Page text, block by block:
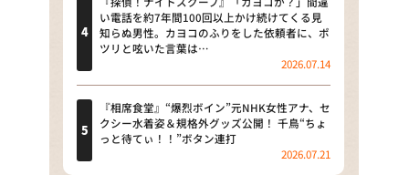
ＬＩＦＥ～夢のカタチ～
新婚さんいらっしゃい！
ポツンと一軒家
ザキ山小屋本館
い電話を約7年間100回以上かけ続けてくる見
知らぬ男性。カヨコのふりをした依頼者に、ポ
ツリと呟いた言葉は…
2026.07.14
『相席食堂』“爆烈ボイン”元NHK女性アナ、セ
クシー水着姿＆規格外グッズ公開！ 千鳥“ちょ
っと待てぃ！！”ボタン連打
2026.07.21